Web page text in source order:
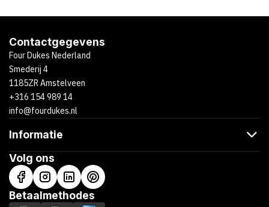
Informatie
Contactgegevens
Four Dukes Nederland
Smederij 4
1185ZR Amstelveen
+316 154 989 14
info@fourdukes.nl
Volg ons
Betaalmethodes